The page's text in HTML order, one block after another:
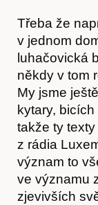
Třeba že
v jednom
luhačovická
někdy v tom
My jsme
kytary,
takže ty
z rádia
význam to
ve významu
zjevivších